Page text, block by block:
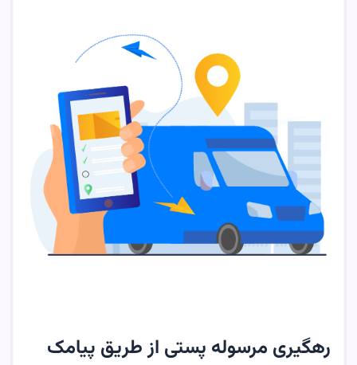
رهگیری مرسوله پستی از طریق پیامک